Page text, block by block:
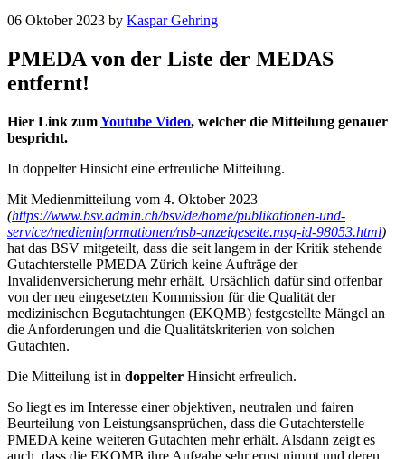
06 Oktober 2023 by Kaspar Gehring
PMEDA von der Liste der MEDAS
entfernt!
Hier Link zumYoutube Video, welcher die Mitteilung genauer
bespricht.
In doppelter Hinsicht eine erfreuliche Mitteilung.
Mit Medienmitteilung vom 4. Oktober 2023
(https://www.bsv.admin.ch/bsv/de/home/publikationen-und-
service/medieninformationen/nsb-anzeigeseite.msg-id-98053.html)
hat das BSV mitgeteilt, dass die seit langem in der Kritik stehende
Gutachterstelle PMEDA Zürich keine Aufträge der
Invalidenversicherung mehr erhält. Ursächlich dafür sind offenbar
von der neu eingesetzten Kommission für die Qualität der
medizinischen Begutachtungen (EKQMB) festgestellte Mängel an
die Anforderungen und die Qualitätskriterien von solchen
Gutachten.
Die Mitteilung ist in doppelter Hinsicht erfreulich.
So liegt es im Interesse einer objektiven, neutralen und fairen
Beurteilung von Leistungsansprüchen, dass die Gutachterstelle
PMEDA keine weiteren Gutachten mehr erhält. Alsdann zeigt es
auch, dass die EKQMB ihre Aufgabe sehr ernst nimmt und deren